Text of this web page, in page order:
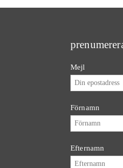
Mejl
Förnamn
Efternamn